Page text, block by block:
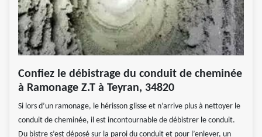
Confiez le débistrage du conduit de cheminée
à Ramonage Z.T à Teyran, 34820
Si lors d’un ramonage, le hérisson glisse et n’arrive plus à nettoyer le
conduit de cheminée, il est incontournable de débistrer le conduit.
Du bistre s’est déposé sur la paroi du conduit et pour l’enlever, un